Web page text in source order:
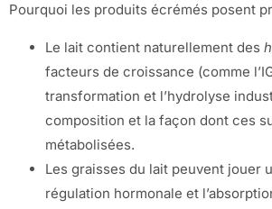
Pourquoi les produits écrémés posent
Le lait contient naturellement des
facteurs de croissance (comme
transformation et l’hydrolyse
composition et la façon dont ces
métabolisées.
Les graisses du lait peuvent jouer
régulation hormonale et